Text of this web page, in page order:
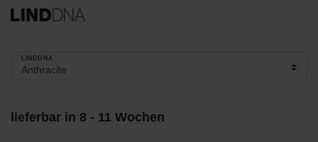
LINDDNA
lieferbar in 8 - 11 Wochen